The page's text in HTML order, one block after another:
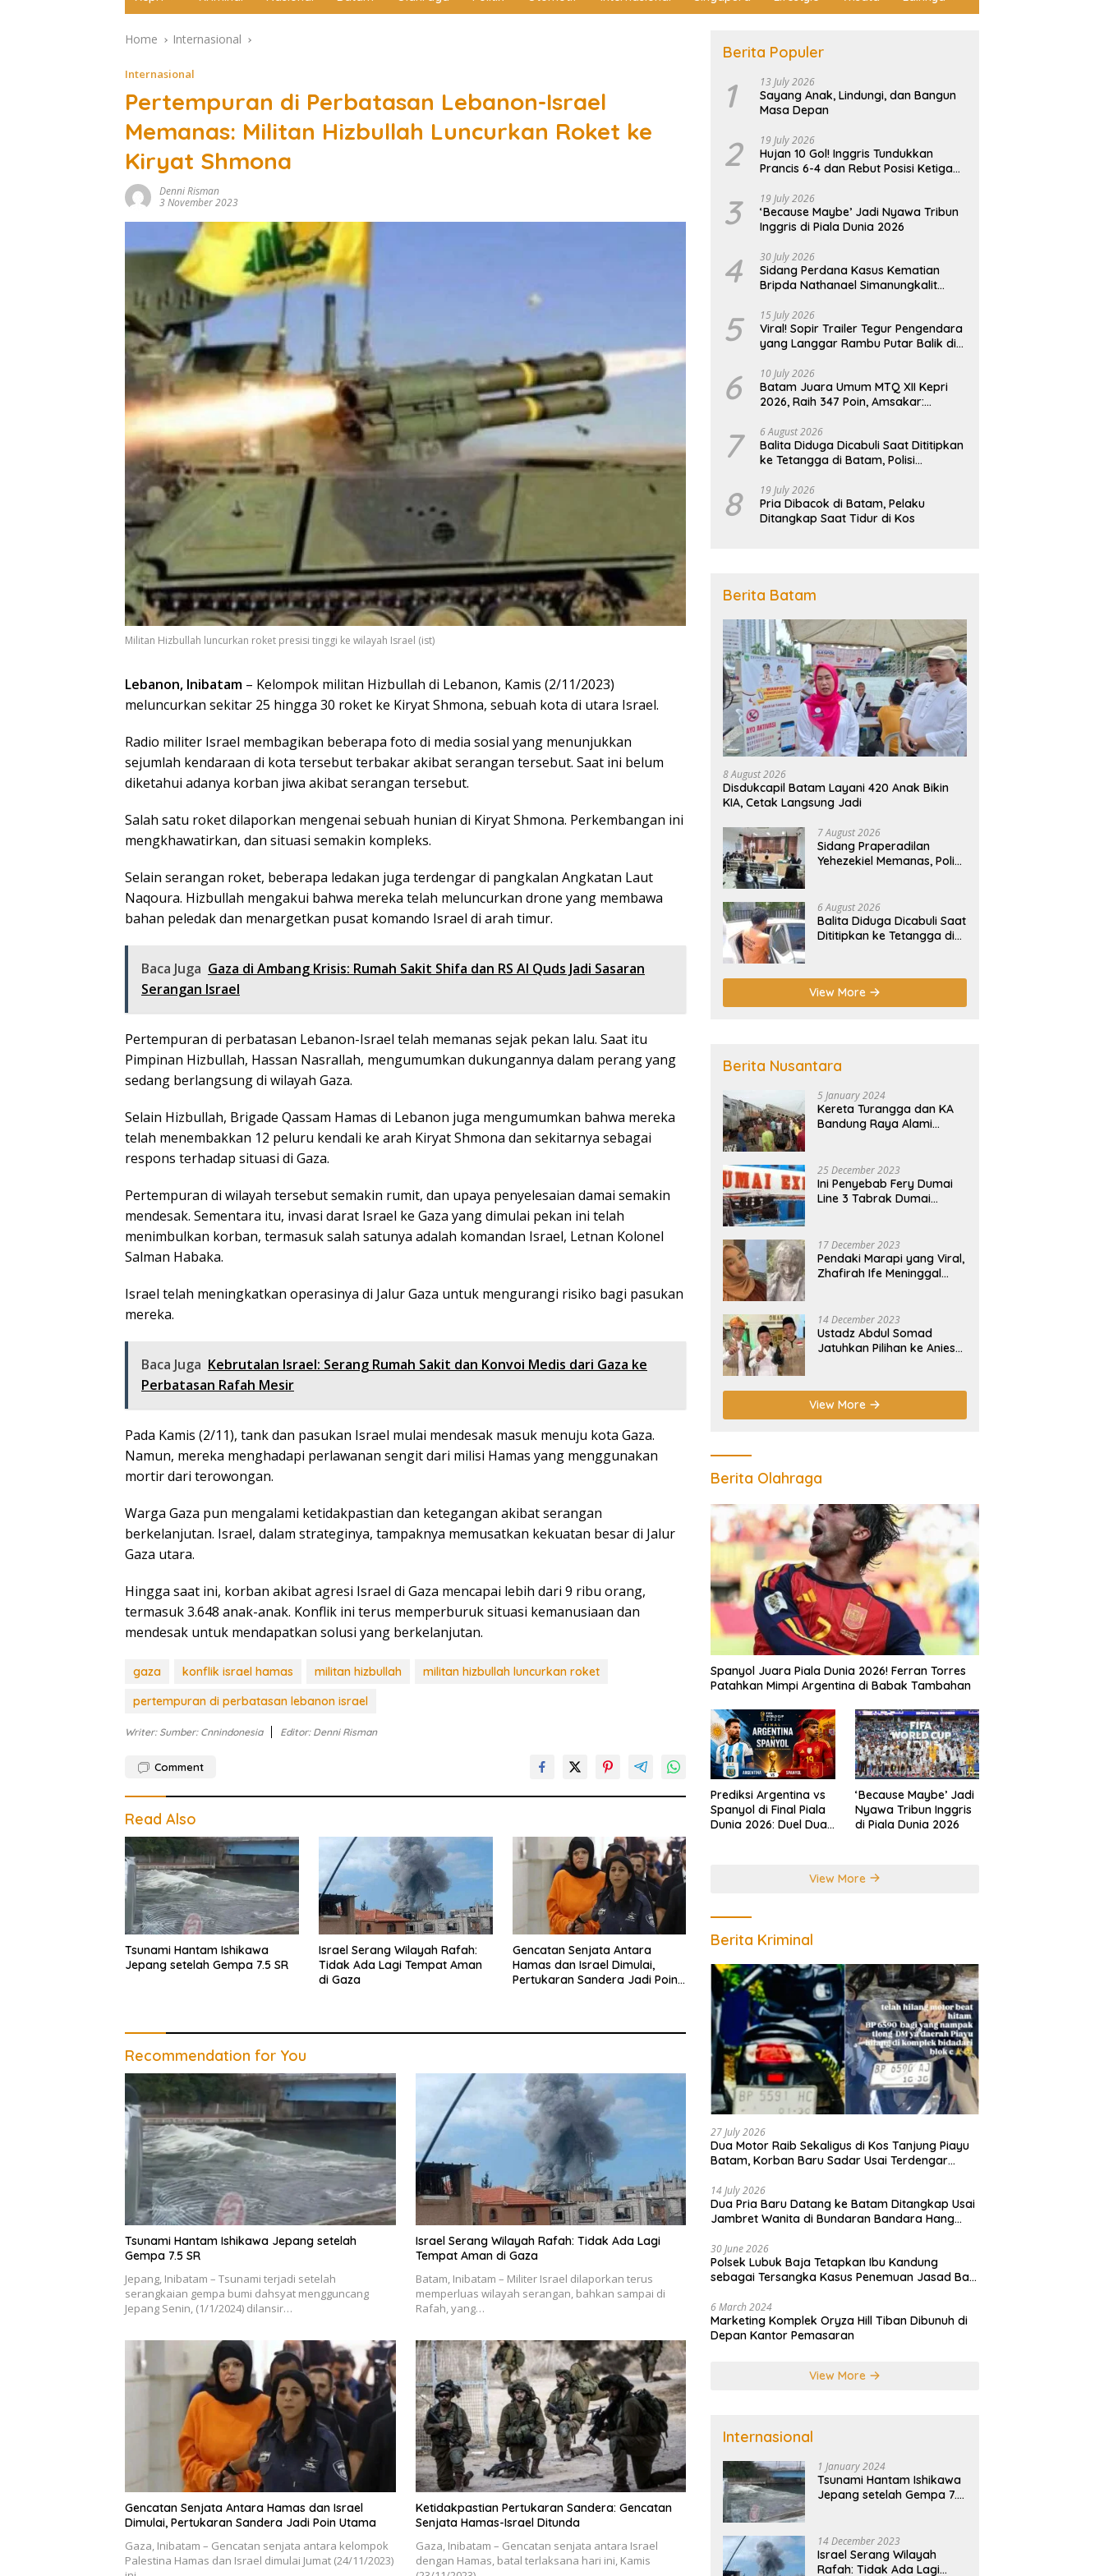
Home Internasional
Internasional
Pertempuran di Perbatasan Lebanon-Israel
Memanas: Militan Hizbullah Luncurkan Roket ke
Kiryat Shmona
Denni Risman
3 November 2023
Militan Hizbullah luncurkan roket presisi tinggi ke wilayah Israel (ist)
Lebanon, Inibatam – Kelompok militan Hizbullah di Lebanon, Kamis (2/11/2023)
meluncurkan sekitar 25 hingga 30 roket ke Kiryat Shmona, sebuah kota di utara Israel.
Radio militer Israel membagikan beberapa foto di media sosial yang menunjukkan
sejumlah kendaraan di kota tersebut terbakar akibat serangan tersebut. Saat ini belum
diketahui adanya korban jiwa akibat serangan tersebut.
Salah satu roket dilaporkan mengenai sebuah hunian di Kiryat Shmona. Perkembangan ini
mengkhawatirkan, dan situasi semakin kompleks.
Selain serangan roket, beberapa ledakan juga terdengar di pangkalan Angkatan Laut
Naqoura. Hizbullah mengakui bahwa mereka telah meluncurkan drone yang membawa
bahan peledak dan menargetkan pusat komando Israel di arah timur.
Baca Juga Gaza di Ambang Krisis: Rumah Sakit Shifa dan RS Al Quds Jadi Sasaran
Serangan Israel
Pertempuran di perbatasan Lebanon-Israel telah memanas sejak pekan lalu. Saat itu
Pimpinan Hizbullah, Hassan Nasrallah, mengumumkan dukungannya dalam perang yang
sedang berlangsung di wilayah Gaza.
Selain Hizbullah, Brigade Qassam Hamas di Lebanon juga mengumumkan bahwa mereka
telah menembakkan 12 peluru kendali ke arah Kiryat Shmona dan sekitarnya sebagai
respons terhadap situasi di Gaza.
Pertempuran di wilayah tersebut semakin rumit, dan upaya penyelesaian damai semakin
mendesak. Sementara itu, invasi darat Israel ke Gaza yang dimulai pekan ini telah
menimbulkan korban, termasuk salah satunya adalah komandan Israel, Letnan Kolonel
Salman Habaka.
Israel telah meningkatkan operasinya di Jalur Gaza untuk mengurangi risiko bagi pasukan
mereka.
Baca Juga Kebrutalan Israel: Serang Rumah Sakit dan Konvoi Medis dari Gaza ke
Perbatasan Rafah Mesir
Pada Kamis (2/11), tank dan pasukan Israel mulai mendesak masuk menuju kota Gaza.
Namun, mereka menghadapi perlawanan sengit dari milisi Hamas yang menggunakan
mortir dari terowongan.
Warga Gaza pun mengalami ketidakpastian dan ketegangan akibat serangan
berkelanjutan. Israel, dalam strateginya, tampaknya memusatkan kekuatan besar di Jalur
Gaza utara.
Hingga saat ini, korban akibat agresi Israel di Gaza mencapai lebih dari 9 ribu orang,
termasuk 3.648 anak-anak. Konflik ini terus memperburuk situasi kemanusiaan dan
mendesak untuk mendapatkan solusi yang berkelanjutan.
gaza konflik israel hamas militan hizbullah
militan hizbullah luncurkan roket
pertempuran di perbatasan lebanon israel
Writer: Sumber: Cnnindonesia Editor: Denni Risman
Comment
Read Also
Tsunami Hantam Ishikawa
Jepang setelah Gempa 7.5 SR
Israel Serang Wilayah Rafah:
Tidak Ada Lagi Tempat Aman
di Gaza
Gencatan Senjata Antara
Hamas dan Israel Dimulai,
Pertukaran Sandera Jadi Poin
Recommendation for You
Tsunami Hantam Ishikawa Jepang setelah
Gempa 7.5 SR
Jepang, Inibatam – Tsunami terjadi setelah
serangkaian gempa bumi dahsyat mengguncang
Jepang Senin, (1/1/2024) dilansir…
Israel Serang Wilayah Rafah: Tidak Ada Lagi
Tempat Aman di Gaza
Batam, Inibatam – Militer Israel dilaporkan terus
memperluas wilayah serangan, bahkan sampai di
Rafah, yang…
Gencatan Senjata Antara Hamas dan Israel
Dimulai, Pertukaran Sandera Jadi Poin Utama
Gaza, Inibatam – Gencatan senjata antara kelompok
Palestina Hamas dan Israel dimulai Jumat (24/11/2023)
Ketidakpastian Pertukaran Sandera: Gencatan
Senjata Hamas-Israel Ditunda
Gaza, Inibatam – Gencatan senjata antara Israel
dengan Hamas, batal terlaksana hari ini, Kamis
Berita Populer
1 13 July 2026
Sayang Anak, Lindungi, dan Bangun
Masa Depan
2 19 July 2026
Hujan 10 Gol! Inggris Tundukkan
Prancis 6-4 dan Rebut Posisi Ketiga
3 19 July 2026
‘Because Maybe’ Jadi Nyawa Tribun
Inggris di Piala Dunia 2026
4 30 July 2026
Sidang Perdana Kasus Kematian
Bripda Nathanael Simanungkalit
Tuntut Hukuman Berat
5 15 July 2026
Viral! Sopir Trailer Tegur Pengendara
yang Langgar Rambu Putar Balik di
6 10 July 2026
Batam Juara Umum MTQ XII Kepri
2026, Raih 347 Poin, Amsakar:
7 6 August 2026
Balita Diduga Dicabuli Saat Dititipkan
ke Tetangga di Batam, Polisi
8 19 July 2026
Pria Dibacok di Batam, Pelaku
Ditangkap Saat Tidur di Kos
Berita Batam
8 August 2026
Disdukcapil Batam Layani 420 Anak Bikin
KIA, Cetak Langsung Jadi
7 August 2026
Sidang Praperadilan
Yehezekiel Memanas, Polisi
6 August 2026
Balita Diduga Dicabuli Saat
Dititipkan ke Tetangga di
View More
Berita Nusantara
5 January 2024
Kereta Turangga dan KA
Bandung Raya Alami
25 December 2023
Ini Penyebab Fery Dumai
Line 3 Tabrak Dumai
17 December 2023
Pendaki Marapi yang Viral,
Zhafirah Ife Meninggal
14 December 2023
Ustadz Abdul Somad
Jatuhkan Pilihan ke Anies-
View More
Berita Olahraga
Spanyol Juara Piala Dunia 2026! Ferran Torres
Patahkan Mimpi Argentina di Babak Tambahan
Prediksi Argentina vs
Spanyol di Final Piala
Dunia 2026: Duel Dua
‘Because Maybe’ Jadi
Nyawa Tribun Inggris
di Piala Dunia 2026
View More
Berita Kriminal
27 July 2026
Dua Motor Raib Sekaligus di Kos Tanjung Piayu
Batam, Korban Baru Sadar Usai Terdengar
14 July 2026
Dua Pria Baru Datang ke Batam Ditangkap Usai
Jambret Wanita di Bundaran Bandara Hang
30 June 2026
Polsek Lubuk Baja Tetapkan Ibu Kandung
sebagai Tersangka Kasus Penemuan Jasad Bayi
6 March 2024
Marketing Komplek Oryza Hill Tiban Dibunuh di
Depan Kantor Pemasaran
View More
Internasional
1 January 2024
Tsunami Hantam Ishikawa
Jepang setelah Gempa 7.5
14 December 2023
Israel Serang Wilayah
Rafah: Tidak Ada Lagi